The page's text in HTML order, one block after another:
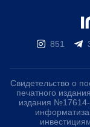
851
Свидетельство о
печатного
издания